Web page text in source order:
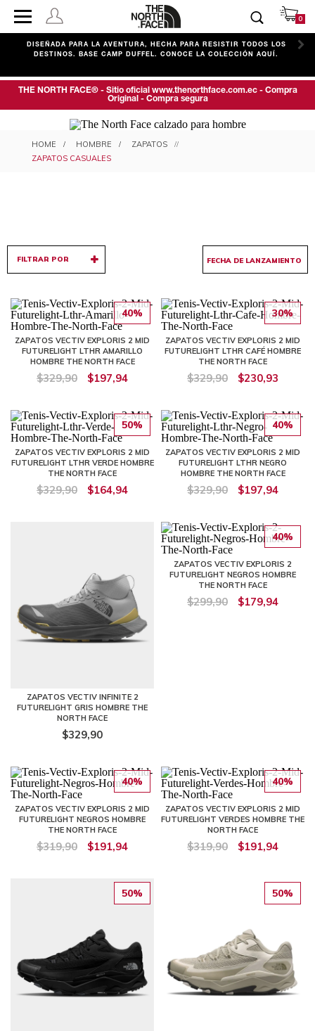
0
DISEÑADA PARA LA AVENTURA, HECHA PARA RESISTIR TODOS LOS
DESTINOS. BASE CAMP DUFFEL. CONOCE LA COLECCIÓN AQUÍ.
THE NORTH FACE® - Sitio oficial www.thenorthface.com.ec - Compra
Original - Compra segura
ZAPATOS CASUALES PARA
HOMBRE
ZAPATOS
ZAPATOS CASUALES
FILTRAR POR
40%
ZAPATOS VECTIV EXPLORIS 2 MID
FUTURELIGHT LTHR AMARILLO
HOMBRE THE NORTH FACE
$329,90 $197,94
30%
ZAPATOS VECTIV EXPLORIS 2 MID
FUTURELIGHT LTHR CAFÉ HOMBRE
THE NORTH FACE
$329,90 $230,93
50%
ZAPATOS VECTIV EXPLORIS 2 MID
FUTURELIGHT LTHR VERDE HOMBRE
THE NORTH FACE
$329,90 $164,94
40%
ZAPATOS VECTIV EXPLORIS 2 MID
FUTURELIGHT LTHR NEGRO
HOMBRE THE NORTH FACE
$329,90 $197,94
ZAPATOS VECTIV INFINITE 2
FUTURELIGHT GRIS HOMBRE THE
NORTH FACE
$329,90
40%
ZAPATOS VECTIV EXPLORIS 2
FUTURELIGHT NEGROS HOMBRE
THE NORTH FACE
$299,90 $179,94
40%
ZAPATOS VECTIV EXPLORIS 2 MID
FUTURELIGHT NEGROS HOMBRE
THE NORTH FACE
$319,90 $191,94
40%
ZAPATOS VECTIV EXPLORIS 2 MID
FUTURELIGHT VERDES HOMBRE THE
NORTH FACE
$319,90 $191,94
50% 50%